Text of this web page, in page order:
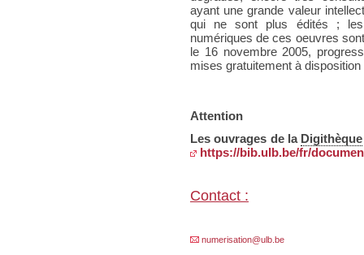
ayant une grande valeur
qui ne sont plus édités ;
numériques de ces oeuvres
le 16 novembre 2005,
mises gratuitement à
Attention
Les ouvrages de la Digithèque
https://bib.ulb.be/fr/
Contact :
numerisation@ulb.be